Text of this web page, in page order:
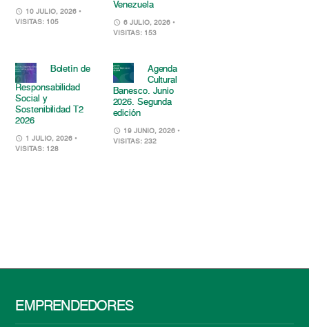
10 JULIO, 2026 •
VISITAS: 105
Venezuela
6 JULIO, 2026 •
VISITAS: 153
Boletín de
Responsabilidad
Social y
Sostenibilidad T2
2026
1 JULIO, 2026 •
VISITAS: 128
Agenda
Cultural
Banesco. Junio
2026. Segunda
edición
19 JUNIO, 2026 •
VISITAS: 232
EMPRENDEDORES